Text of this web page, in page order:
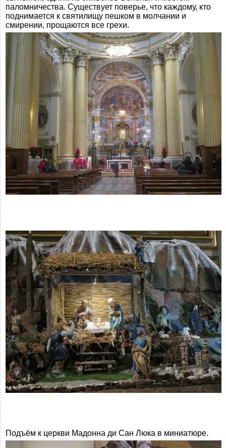
паломничества. Существует поверье, что каждому, кто
поднимается к святилищу пешком в молчании и
смирении, прощаются все грехи.
Подъём к церкви Мадонна ди Сан Люка в миниатюре.